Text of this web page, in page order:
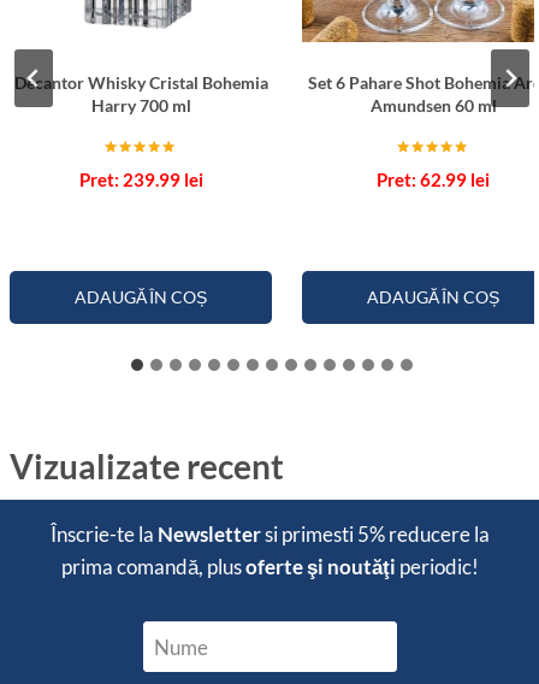
Decantor Whisky Cristal Bohemia
Harry 700 ml
5.00
239.99 lei
ADAUGĂ ÎN COȘ
Set 6 Pahare Shot Bohemia
Amundsen 60 ml
5.00
62.99 lei
ADAUGĂ ÎN COȘ
Vizualizate recent
Înscrie-te la Newslettersi primesti5% reducerela
prima comandă, plusoferte şi noutăţi periodic!